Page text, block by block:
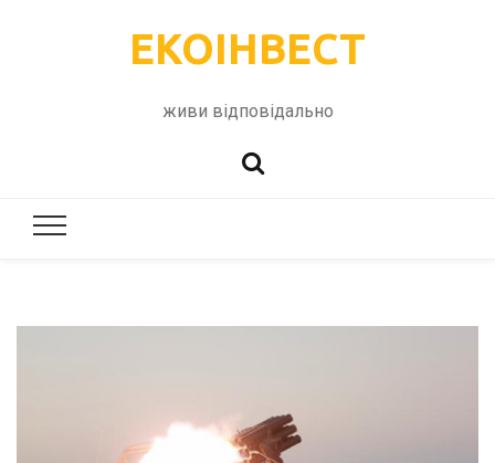
ЕКОІНВЕСТ
живи відповідально